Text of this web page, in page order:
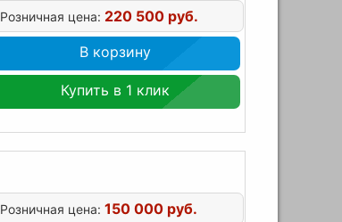
Розничная цена: 220 500 руб.
В корзину
Купить в 1 клик
Розничная цена: 150 000 руб.